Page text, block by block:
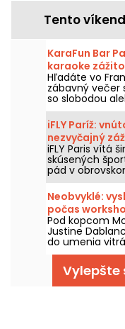
Tento víkend
KaraFun Bar
karaoke
narodeninovú
večer
Hľadáte vo
zábavný večer
so slobodou
párty?
novým
ponorný klub s
miestnosti
každý môže
uvoľnenej a
-10 % s naším
iFLY Paríž:
nezvyčajný
iFLY Paris vítá
skúsených
pád v
umožní lietať
5 do 105 rokov!
Neobvyklé:
počas
Montmartre.
Pod kopcom
Justine
do umenia
olovo, aby sa
hodiny.
remesla, kde
magickosťou